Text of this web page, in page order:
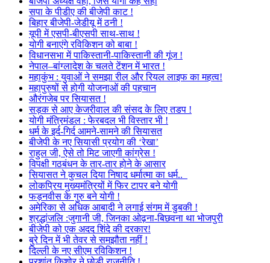
सपा के पीडीए की बीजेपी काट !
बिहार बीजेपी-जेडीयू में ठनी !
यूपी में एसपी-बीएसपी साथ-साथ !
योगी बनाएंगे रविकिशन को बाबा !
विधानसभा में पाकिस्तानी-पाकिस्तानी की गूंज !
नेपाल–बांग्लादेश के चलते टेंशन में भारत !
महाकुंभ : युवाओं ने समझा रील और रियल लाइफ का महत्व!
महापुरुषों से होगी योजनाओं की पहचान
औरंगजेब पर सियासत !
सड़क से आए केजरीवाल की संसद के लिए तडप !
योगी मंत्रिमंडल : फेरबदल भी विस्तार भी !
धर्म के इर्द-गिर्द आमने-सामने की सियासत
बीजेपी के नए सियासी प्रयोग की ‘रेखा’
राहुल जी, ऐसे तो मिट जाएगी कांग्रेस !
विपक्षी गठबंधन के तार-तार होने के आसार
सियासत ने कुचल दिया निषाद धर्मात्मा का धर्म..
लोकप्रिय मुख्यमंत्रियों में फिर टापर बने योगी
फड़नवीस के गुरु बने योगी !
अमेरिका से अधिक आबादी ने लगाई संगम में डुबकी !
श्रद्धांजलि :जुगानी जी, जिनका ओढ़ना-बिछवना था भोजपुरी
बीजेपी को एक अदद शिंदे की दरकार!
बुरे दिन में भी तेवर से समझौता नहीं !
दिल्ली के नए सीएम रविकिशन !